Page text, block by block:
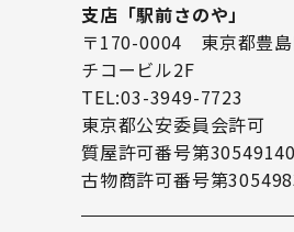
支店「駅前さのや」
〒170-0004 東京都豊
チコービル2F
TEL:03-3949-7723
東京都公安委員会許可
質屋許可番号第
古物商許可番号第